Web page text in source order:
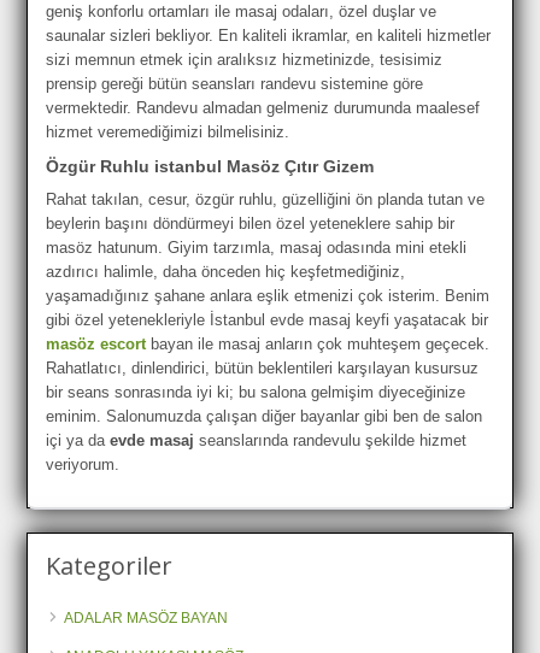
geniş konforlu ortamları ile masaj odaları, özel duşlar ve
saunalar sizleri bekliyor. En kaliteli ikramlar, en kaliteli hizmetler
sizi memnun etmek için aralıksız hizmetinizde, tesisimiz
prensip gereği bütün seansları randevu sistemine göre
vermektedir. Randevu almadan gelmeniz durumunda maalesef
hizmet veremediğimizi bilmelisiniz.
Özgür Ruhlu istanbul Masöz Çıtır Gizem
Rahat takılan, cesur, özgür ruhlu, güzelliğini ön planda tutan ve
beylerin başını döndürmeyi bilen özel yeteneklere sahip bir
masöz hatunum. Giyim tarzımla, masaj odasında mini etekli
azdırıcı halimle, daha önceden hiç keşfetmediğiniz,
yaşamadığınız şahane anlara eşlik etmenizi çok isterim. Benim
gibi özel yetenekleriyle İstanbul evde masaj keyfi yaşatacak bir
masöz escort bayan ile masaj anların çok muhteşem geçecek.
Rahatlatıcı, dinlendirici, bütün beklentileri karşılayan kusursuz
bir seans sonrasında iyi ki; bu salona gelmişim diyeceğinize
eminim. Salonumuzda çalışan diğer bayanlar gibi ben de salon
içi ya daevde masaj seanslarında randevulu şekilde hizmet
veriyorum.
Kategoriler
ADALAR MASÖZ BAYAN